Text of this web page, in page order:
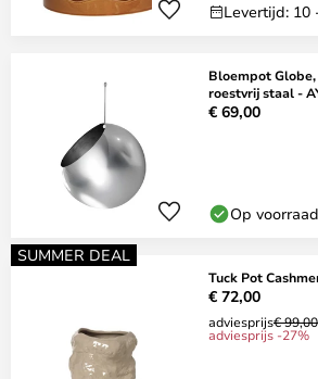
Levertijd: 10
Bloempot
roestvrij staal -
€ 69,00
Op voorraad
SUMMER DEAL
Tuck Pot
€ 72,00
adviesprijs€ 99,00
adviesprijs -27%